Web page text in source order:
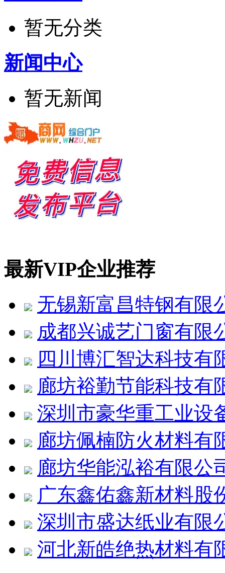
暂无分类
新闻中心
暂无新闻
最新VIP企业推荐
无锡新富昌特钢有限
成都兴诚艺门窗有限
四川博汇智达科技有
廊坊裕勤节能科技有
深圳市豪华重工业设
廊坊佩楠防火材料有
廊坊华能泓裕有限公
广东鑫佑鑫新材料股
深圳市盛达纸业有限
河北新皓绝热材料有